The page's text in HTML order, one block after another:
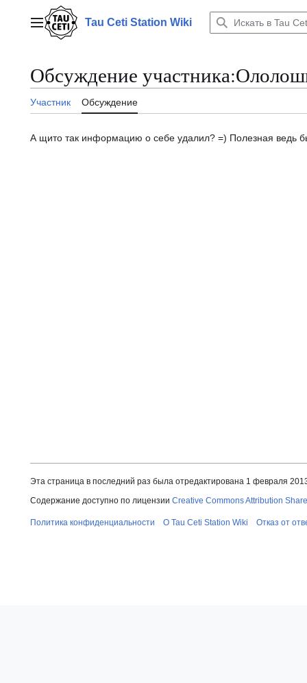
содержаниюГлавное менюTau Ceti Station Wiki
Обсуждение участника:
Участник Обсуждение
А щито так информацию о себе удалил? =) Полезная ведь
Эта страница в последний раз была отредактирована 1 февраля
Содержание доступно по лицензии Creative Commons Attribution
Политика конфиденциальности О Tau Ceti Station Wiki Отказ от